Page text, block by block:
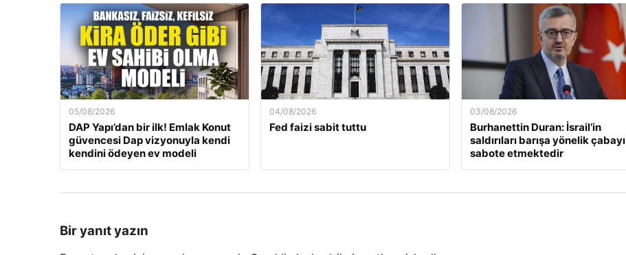
05/08/2026
DAP Yapı’dan bir ilk! Emlak Konut
güvencesi Dap vizyonuyla kendi
kendini ödeyen ev modeli
04/08/2026
Fed faizi sabit tuttu
03/08/2026
Burhanettin Duran: İsrail’in
saldırıları barışa yönelik çabayı
sabote etmektedir
Bir yanıt yazın